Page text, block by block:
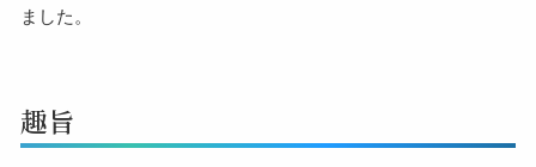
ました。
趣旨